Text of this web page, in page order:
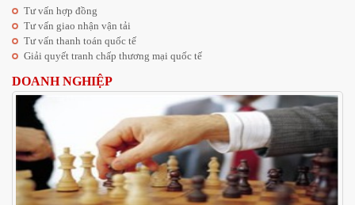
Tư vấn hợp đồng
Tư vấn giao nhận vận tải
Tư vấn thanh toán quốc tế
Giải quyết tranh chấp thương mại quốc tế
DOANH NGHIỆP